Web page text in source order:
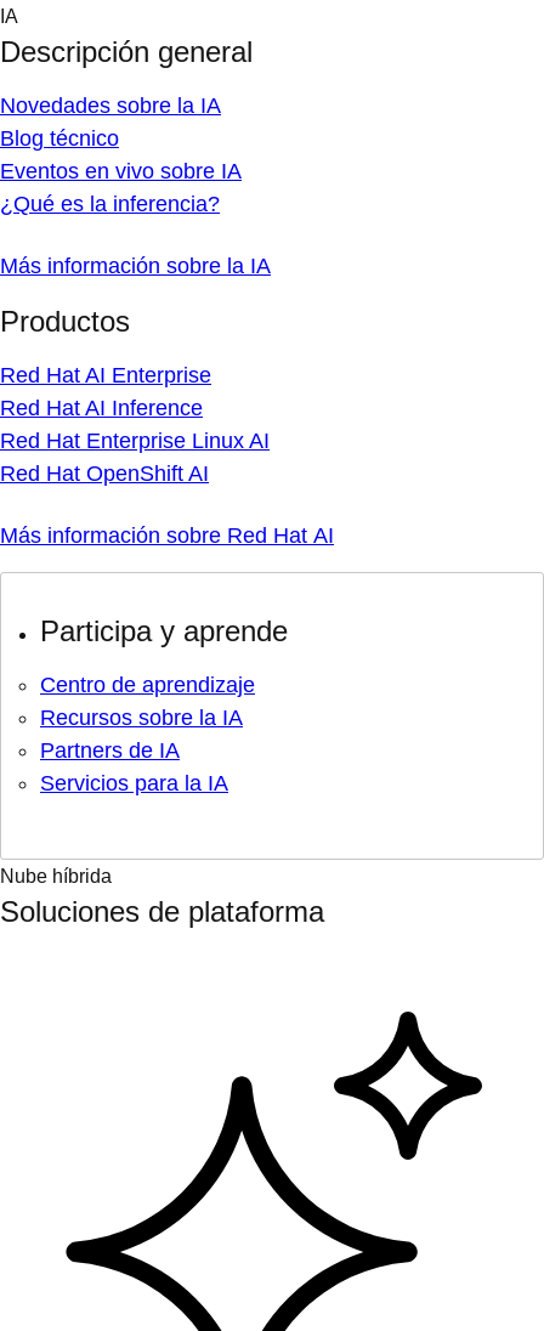
Skip
content
IA
Descripción general
Novedades sobre la IA
Blog técnico
Eventos en vivo sobre IA
¿Qué es la inferencia?
Más información sobre la IA
Productos
Red Hat AI Enterprise
Red Hat AI Inference
Red Hat Enterprise Linux AI
Red Hat OpenShift AI
Más información sobre Red Hat AI
Participa y aprende
Centro de aprendizaje
Recursos sobre la IA
Partners de IA
Servicios para la IA
Nube híbrida
Soluciones de plataforma